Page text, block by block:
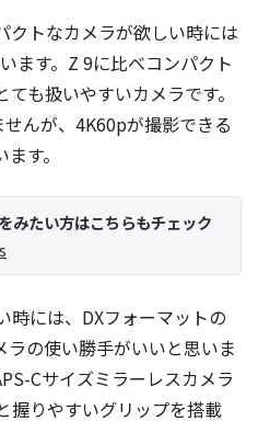
クトなカメラが欲しい時には
ます。Z 9に比べコンパクト
も扱いやすいカメラです。
んが、4K60pが撮影できる
す。
みたい方はこちらもチェック
時には、DXフォーマットの
ラの使い勝手がいいと思いま
Cサイズミラーレスカメラ
握りやすいグリップを搭載